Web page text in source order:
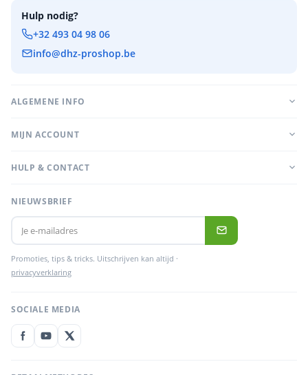
Hulp nodig?
+32 493 04 98 06
info@dhz-proshop.be
ALGEMENE INFO
MIJN ACCOUNT
HULP & CONTACT
NIEUWSBRIEF
Promoties, tips & tricks. Uitschrijven kan altijd ·
privacyverklaring
SOCIALE MEDIA